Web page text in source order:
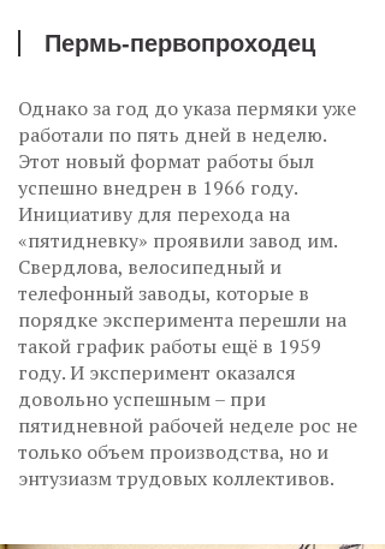
Пермь-первопроходец
Однако за год до указа пермяки уже
работали по пять дней в неделю.
Этот новый формат работы был
успешно внедрен в 1966 году.
Инициативу для перехода на
«пятидневку» проявили завод им.
Свердлова, велосипедный и
телефонный заводы, которые в
порядке эксперимента перешли на
такой график работы ещё в 1959
году. И эксперимент оказался
довольно успешным – при
пятидневной рабочей неделе рос не
только объем производства, но и
энтузиазм трудовых коллективов.